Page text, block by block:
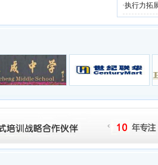
·执行力拓